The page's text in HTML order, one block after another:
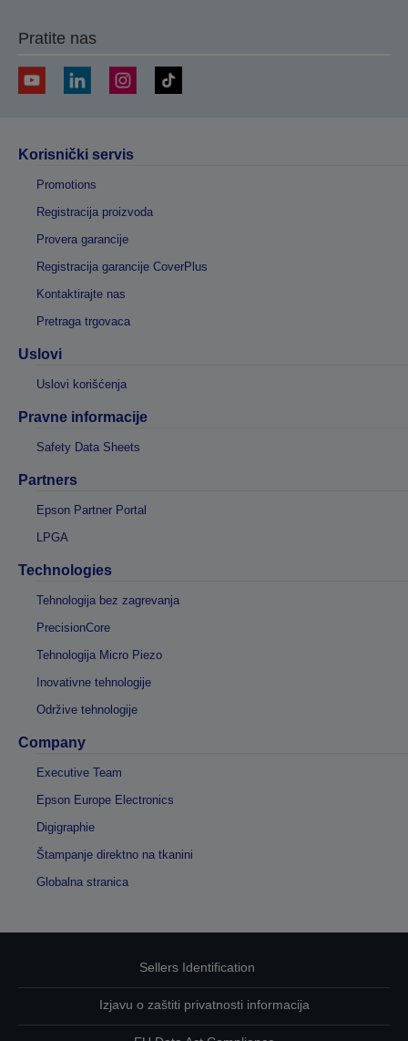
Pratite nas
Korisnički servis
Promotions
Registracija proizvoda
Provera garancije
Registracija garancije CoverPlus
Kontaktirajte nas
Pretraga trgovaca
Uslovi
Uslovi korišćenja
Pravne informacije
Safety Data Sheets
Partners
Epson Partner Portal
LPGA
Technologies
Tehnologija bez zagrevanja
PrecisionCore
Tehnologija Micro Piezo
Inovativne tehnologije
Održive tehnologije
Company
Executive Team
Epson Europe Electronics
Digigraphie
Štampanje direktno na tkanini
Globalna stranica
Sellers Identification
Izjavu o zaštiti privatnosti informacija